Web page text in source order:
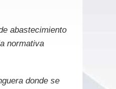
abastecimiento
normativa
donde se